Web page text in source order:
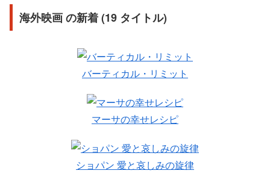
海外映画 の新着 (19 タイトル)
バーティカル・リミット
マーサの幸せレシピ
ショパン 愛と哀しみの旋律